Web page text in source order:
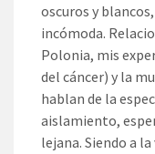
oscuros y
incómoda.
Polonia, mis
del cáncer) y la
hablan de la
aislamiento,
lejana. Siendo a